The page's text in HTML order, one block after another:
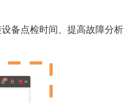
备点检时间、提高故障分析